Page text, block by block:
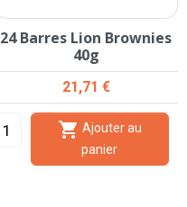
24 Barres Lion Brownies
40g
Prix
21,71 €

panier